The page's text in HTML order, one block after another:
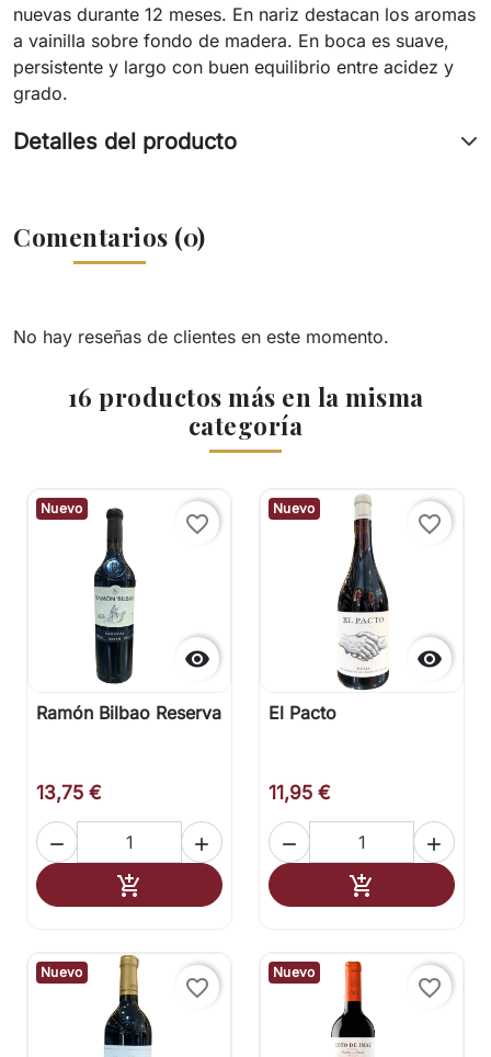
nuevas durante 12 meses. En nariz destacan los aromas
a vainilla sobre fondo de madera. En boca es suave,
persistente y largo con buen equilibrio entre acidez y
grado.
Detalles del producto
Comentarios (0)
No hay reseñas de clientes en este momento.
16 productos más en la misma
categoría
Nuevo

favorite_border
Ramón Bilbao Reserva
13,75 €
 
 Añadir al carrito
Nuevo

favorite_border
El Pacto
11,95 €
 
 Añadir al
Nuevo
favorite_border
Nuevo
favorite_border